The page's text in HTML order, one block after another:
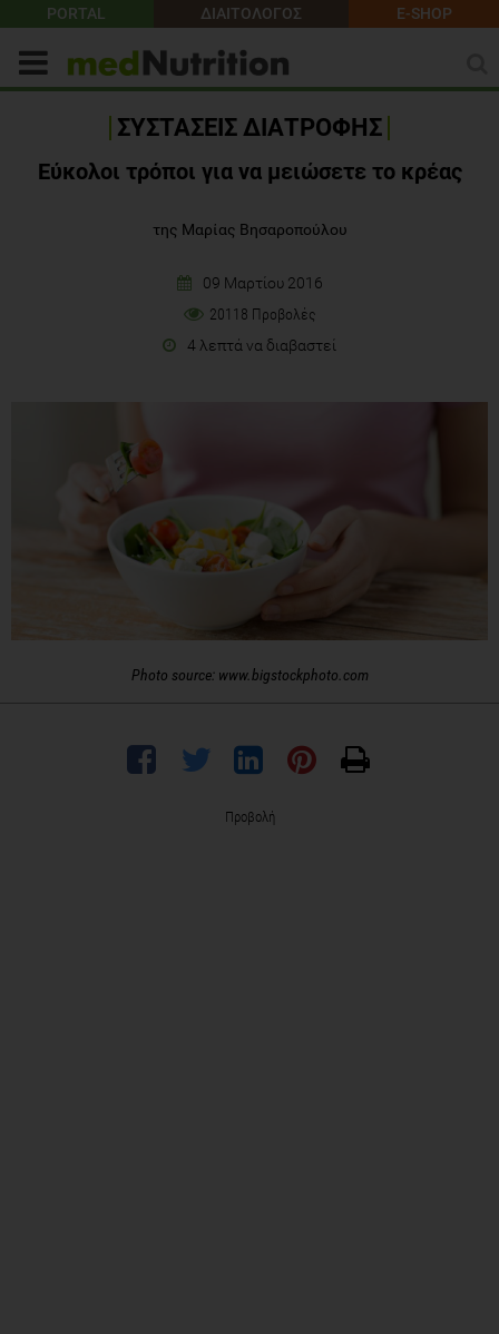
PORTAL ΔΙΑΙΤΟΛΟΓΟΣ E-SHOP
ΣΥΣΤΑΣΕΙΣ ΔΙΑΤΡΟΦΗΣ
Εύκολοι τρόποι για να μειώσετε το κρέας
της Μαρίας Βησαροπούλου
09 Μαρτίου 2016
20118 Προβολές
4 λεπτά να διαβαστεί
Photo source: www.bigstockphoto.com
Προβολή